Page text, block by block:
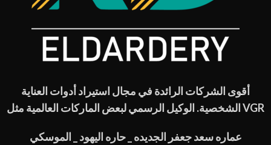
أقوى الشركات الرائدة في مجال استيراد أدوات العناية
الشخصية. الوكيل الرسمي لبعض الماركات العالمية مثل VGR
عماره سعد جعفر الجديده _ حاره اليهود _ الموسكي